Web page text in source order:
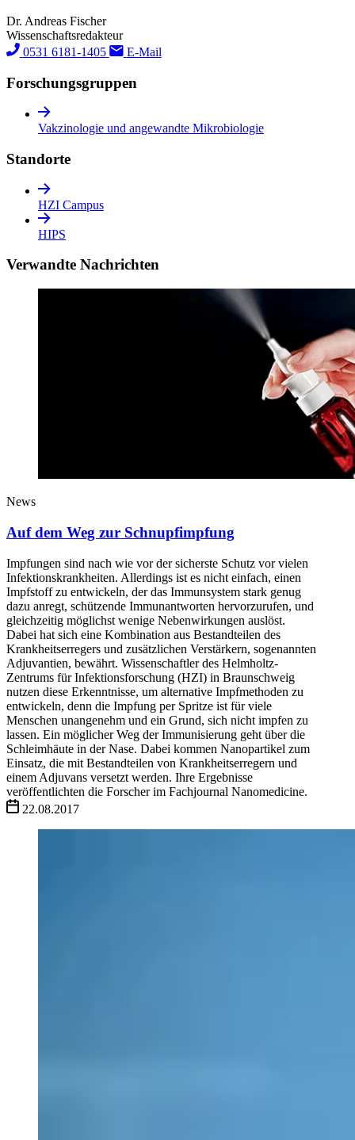
Dr. Andreas Fischer
Wissenschaftsredakteur
0531 6181-1405
E-Mail
Forschungs­gruppen
Vakzinologie und angewandte Mikrobiologie
Standorte
HZI Campus
HIPS
Verwandte Nachrichten
News
Auf dem Weg zur Schnupfimpfung
Impfungen sind nach wie vor der sicherste Schutz vor vielen
Infektionskrankheiten. Allerdings ist es nicht einfach, einen
Impfstoff zu entwickeln, der das Immunsystem stark genug
dazu anregt, schützende Immunantworten hervorzurufen, und
gleichzeitig möglichst wenige Nebenwirkungen auslöst.
Dabei hat sich eine Kombination aus Bestandteilen des
Krankheitserregers und zusätzlichen Verstärkern, sogenannten
Adjuvantien, bewährt. Wissenschaftler des Helmholtz-
Zentrums für Infektionsforschung (HZI) in Braunschweig
nutzen diese Erkenntnisse, um alternative Impfmethoden zu
entwickeln, denn die Impfung per Spritze ist für viele
Menschen unangenehm und ein Grund, sich nicht impfen zu
lassen. Ein möglicher Weg der Immunisierung geht über die
Schleimhäute in der Nase. Dabei kommen Nanopartikel zum
Einsatz, die mit Bestandteilen von Krankheitserregern und
einem Adjuvans versetzt werden. Ihre Ergebnisse
veröffentlichten die Forscher im Fachjournal Nanomedicine.
22.08.2017